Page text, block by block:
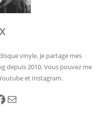
vinyle, je partage mes
depuis 2010. Vous pouvez me
et Instagram.